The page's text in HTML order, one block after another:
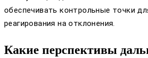
обеспечивать контрольные точки
реагирования на отклонения.
Какие перспективы